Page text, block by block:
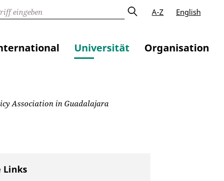
A-Z English
Universität Organisation
Association in Guadalajara
Links